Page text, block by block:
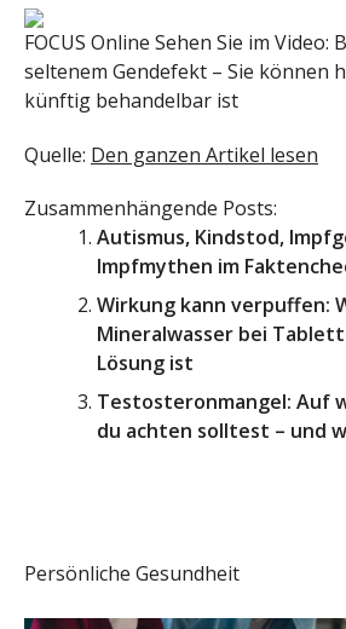
FOCUS Online Sehen Sie im Video:
seltenem Gendefekt – Sie können
künftig behandelbar ist
Quelle: Den ganzen Artikel lesen
Zusammenhängende Posts:
Autismus, Kindstod,
Impfmythen im
Wirkung kann verpuffen:
Mineralwasser bei
Lösung ist
Testosteronmangel: Auf
du achten solltest – und
Persönliche Gesundheit